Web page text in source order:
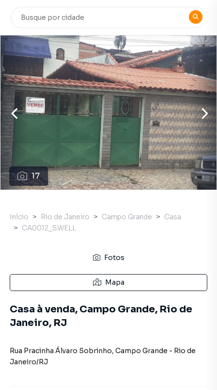
17
Início Rio de Janeiro Campo Grande
Casa
CA0012_SWELL
Fotos
Mapa
Casa à venda, Campo Grande, Rio de
Janeiro, RJ
Rua Pracinha Álvaro Sobrinho, Campo Grande - Rio de
Janeiro/RJ